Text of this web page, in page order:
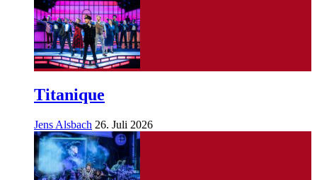
Titanique
Jens Alsbach 26. Juli 2026